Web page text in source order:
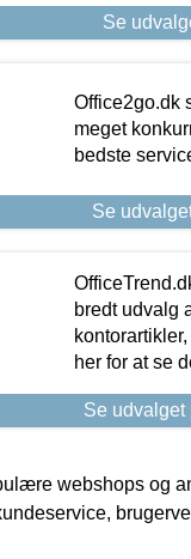
Se
Office2go.dk
meget
bedste
Se
bredt udvalg
her for at se
Se udvalget
webshops og